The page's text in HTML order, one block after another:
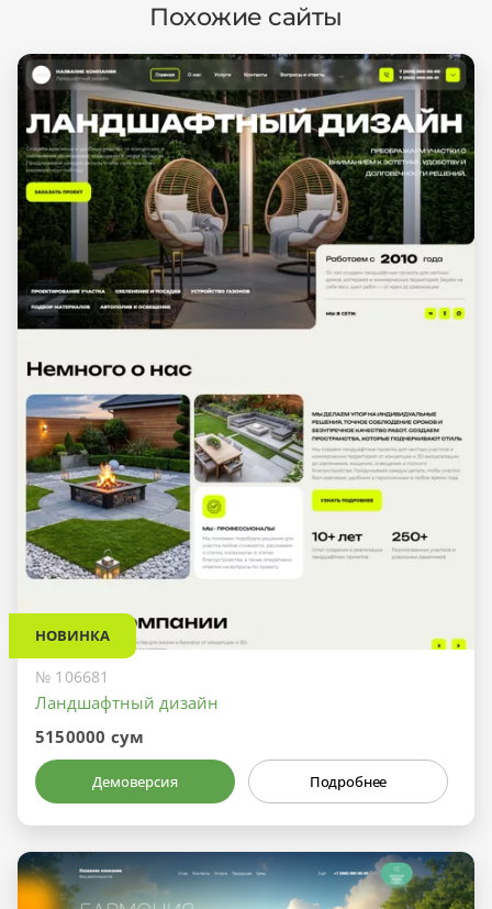
Похожие сайты
НОВИНКА
№ 106681
Ландшафтный дизайн
5150000 сум
Демоверсия Подробнее